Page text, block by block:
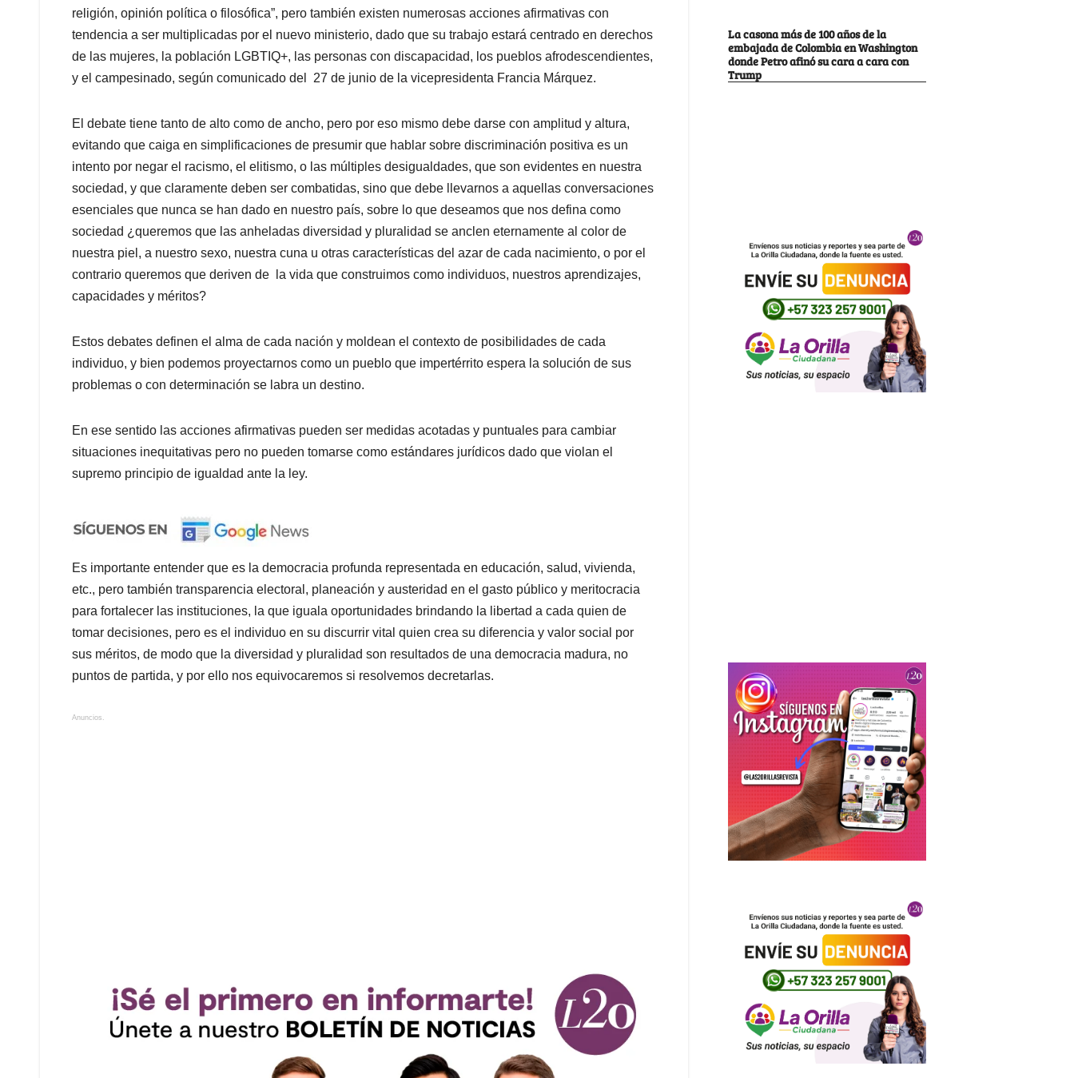
religión, opinión política o filosófica”, pero también existen numerosas acciones afirmativas con
tendencia a ser multiplicadas por el nuevo ministerio, dado que su trabajo estará centrado en derechos
de las mujeres, la población LGBTIQ+, las personas con discapacidad, los pueblos afrodescendientes,
y el campesinado, según comunicado del 27 de junio de la vicepresidenta Francia Márquez.
El debate tiene tanto de alto como de ancho, pero por eso mismo debe darse con amplitud y altura,
evitando que caiga en simplificaciones de presumir que hablar sobre discriminación positiva es un
intento por negar el racismo, el elitismo, o las múltiples desigualdades, que son evidentes en nuestra
sociedad, y que claramente deben ser combatidas, sino que debe llevarnos a aquellas conversaciones
esenciales que nunca se han dado en nuestro país, sobre lo que deseamos que nos defina como
sociedad ¿queremos que las anheladas diversidad y pluralidad se anclen eternamente al color de
nuestra piel, a nuestro sexo, nuestra cuna u otras características del azar de cada nacimiento, o por el
contrario queremos que deriven de la vida que construimos como individuos, nuestros aprendizajes,
capacidades y méritos?
Estos debates definen el alma de cada nación y moldean el contexto de posibilidades de cada
individuo, y bien podemos proyectarnos como un pueblo que impertérrito espera la solución de sus
problemas o con determinación se labra un destino.
En ese sentido las acciones afirmativas pueden ser medidas acotadas y puntuales para cambiar
situaciones inequitativas pero no pueden tomarse como estándares jurídicos dado que violan el
supremo principio de igualdad ante la ley.
Es importante entender que es la democracia profunda representada en educación, salud, vivienda,
etc., pero también transparencia electoral, planeación y austeridad en el gasto público y meritocracia
para fortalecer las instituciones, la que iguala oportunidades brindando la libertad a cada quien de
tomar decisiones, pero es el individuo en su discurrir vital quien crea su diferencia y valor social por
sus méritos, de modo que la diversidad y pluralidad son resultados de una democracia madura, no
puntos de partida, y por ello nos equivocaremos si resolvemos decretarlas.
Anuncios.
La casona más de 100 años de la
embajada de Colombia en Washington
donde Petro afinó su cara a cara con
Trump